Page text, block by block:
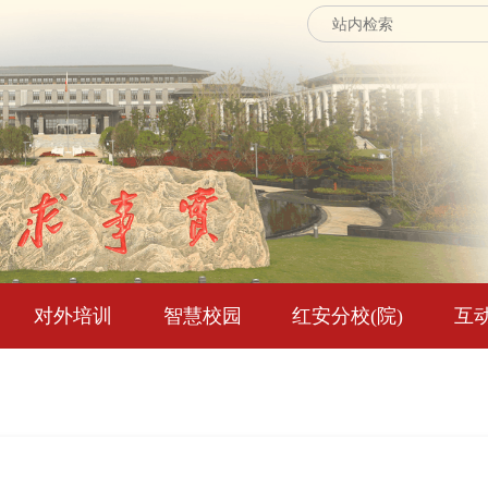
对外培训 智慧校园 红安分校(院) 互